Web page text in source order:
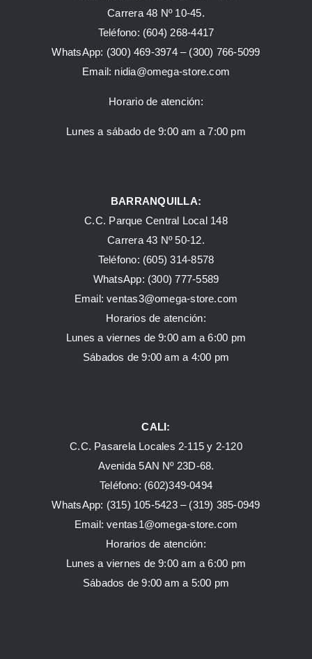
Carrera 48 Nº 10-45.
Teléfono: (604) 268-4417
WhatsApp: (300) 469-3974 – (300) 766-5099
Email: nidia@omega-store.com
Horario de atención:
Lunes a sábado de 9:00 am a 7:00 pm
BARRANQUILLA:
C.C. Parque Central Local 148
Carrera 43 Nº 50-12.
Teléfono: (605) 314-8578
WhatsApp: (300) 777-5589
Email: ventas3@omega-store.com
Horarios de atención:
Lunes a viernes de 9:00 am a 6:00 pm
Sábados de 9:00 am a 4:00 pm
CALI:
C.C. Pasarela Locales 2-115 y 2-120
Avenida 5AN Nº 23D-68.
Teléfono: (602)349-0494
WhatsApp: (315) 105-5423 – (319) 385-0949
Email:ventas1@omega-store.com
Horarios de atención:
Lunes a viernes de 9:00 am a 6:00 pm
Sábados de 9:00 am a 5:00 pm